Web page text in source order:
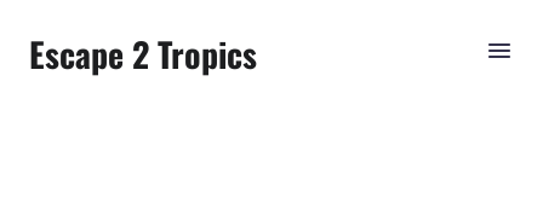
Escape 2 Tropics